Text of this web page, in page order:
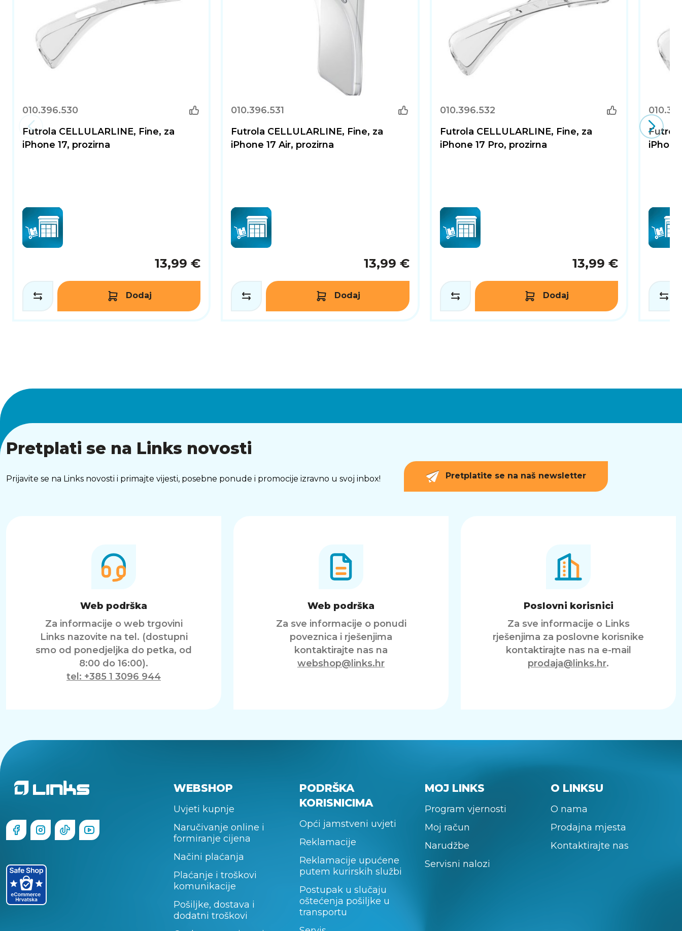
010.396.530
Futrola CELLULARLINE, Fine, za
iPhone 17, prozirna
13,99 €
Dodaj
010.396.531
Futrola CELLULARLINE, Fine, za
iPhone 17 Air, prozirna
13,99 €
Dodaj
010.396.532
Futrola CELLULARLINE, Fine, za
iPhone 17 Pro, prozirna
13,99 €
Dodaj
Pretplati se na Links novosti
Prijavite se na Links novosti i primajte vijesti, posebne ponude i promocije izravno u svoj inbox! Pretplatite se na naš newsletter
Web podrška
Za informacije o web trgovini
Links nazovite na tel. (dostupni
smo od ponedjeljka do petka, od
8:00 do 16:00).
tel: +385 1 3096 944
Web podrška
Za sve informacije o ponudi
poveznica i rješenjima
kontaktirajte nas na
webshop@links.hr
Poslovni korisnici
Za sve informacije o Links
rješenjima za poslovne korisnike
kontaktirajte nas na e-mail
prodaja@links.hr.
WEBSHOP
Uvjeti kupnje
Naručivanje online i
formiranje cijena
Načini plaćanja
Plaćanje i troškovi
komunikacije
Pošiljke, dostava i
dodatni troškovi
PODRŠKA
KORISNICIMA
Opći jamstveni uvjeti
Reklamacije
Reklamacije upućene
putem kurirskih službi
Postupak u slučaju
oštećenja pošiljke u
transportu
MOJ LINKS
Program vjernosti
Moj račun
Narudžbe
Servisni nalozi
O LINKSU
O nama
Prodajna mjesta
Kontaktirajte nas